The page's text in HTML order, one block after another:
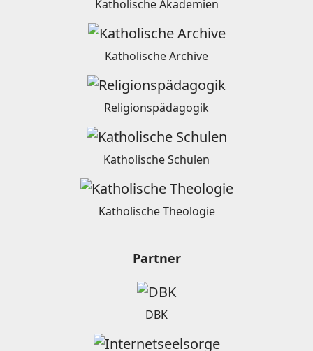
Katholische Akademien
Katholische Archive
Religionspädagogik
Katholische Schulen
Katholische Theologie
Partner
DBK